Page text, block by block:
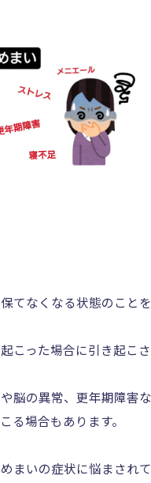
てなくなる状態のこと
こった場合に引き起こ
脳の異常、更年期障害
る場合もあります。
まいの症状に悩まされ